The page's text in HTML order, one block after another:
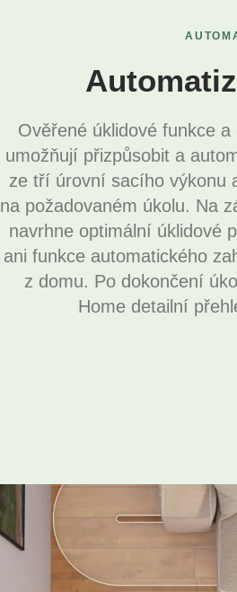
Ověřené úklidové funkce
umožňují přizpůsobit a
ze tří úrovní sacího výkonu
na požadovaném úkolu. Na
navrhne optimální úklidové
ani funkce automatického
z domu. Po dokončení
Home detailní